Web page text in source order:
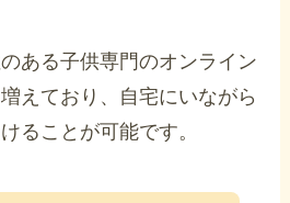
ある子供専門のオンライン
えており、自宅にいながら
ることが可能です。